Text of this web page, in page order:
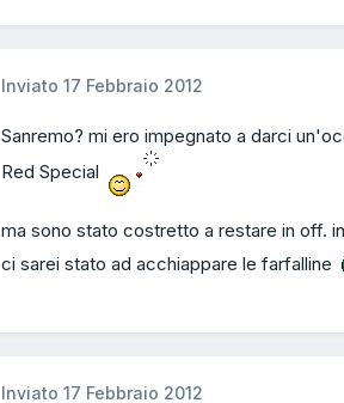
Inviato 17 Febbraio 2012
Sanremo? mi ero impegnato a darci
Red Special
ma sono stato costretto a restare in off.
ci sarei stato ad acchiappare le farfalline
Inviato 17 Febbraio 2012